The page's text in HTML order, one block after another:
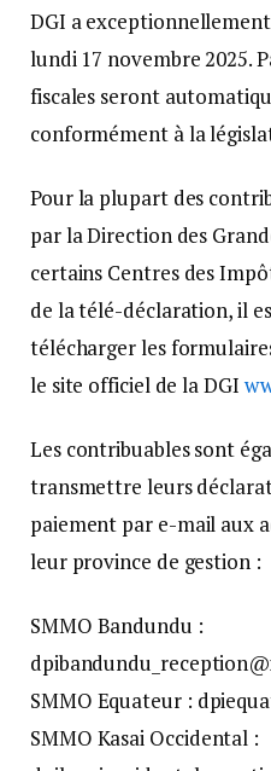
DGI a
lundi 17 novembre 2025.
fiscales seront
conformément à la
Pour la plupart des
par la Direction des
certains Centres des
de la télé-déclaration, il
télécharger les
le site officiel de la DGI
Les contribuables sont
transmettre leurs
paiement par e-mail aux
leur province de gestion :
SMMO Bandundu :
SMMO Equateur :
SMMO Kasai Occidental :